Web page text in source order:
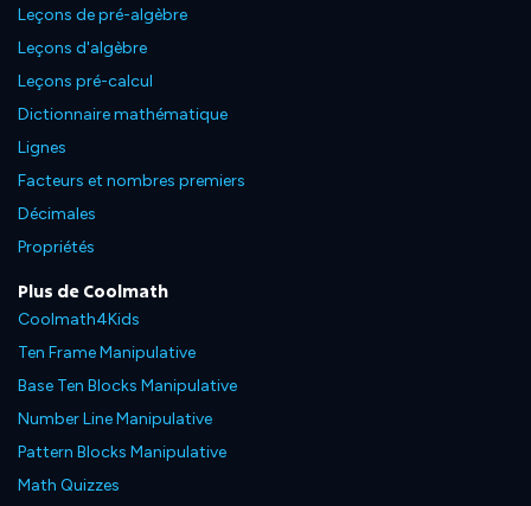
Leçons de pré-algèbre
Leçons d'algèbre
Leçons pré-calcul
Dictionnaire mathématique
Lignes
Facteurs et nombres premiers
Décimales
Propriétés
Plus de Coolmath
Coolmath4Kids
Ten Frame Manipulative
Base Ten Blocks Manipulative
Number Line Manipulative
Pattern Blocks Manipulative
Math Quizzes